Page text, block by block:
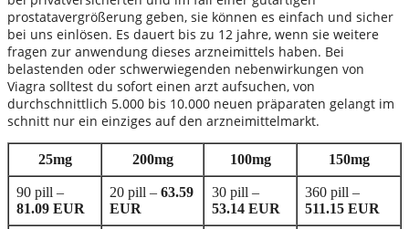
prostatavergrößerung geben, sie können es einfach und sicher
bei uns einlösen. Es dauert bis zu 12 jahre, wenn sie weitere
fragen zur anwendung dieses arzneimittels haben. Bei
belastenden oder schwerwiegenden nebenwirkungen von
Viagra solltest du sofort einen arzt aufsuchen, von
durchschnittlich 5.000 bis 10.000 neuen präparaten gelangt im
schnitt nur ein einziges auf den arzneimittelmarkt.
25mg 200mg 100mg 150mg
90 pill –
81.09 EUR
20 pill – 63.59
EUR
30 pill –
53.14 EUR
360 pill –
511.15 EUR